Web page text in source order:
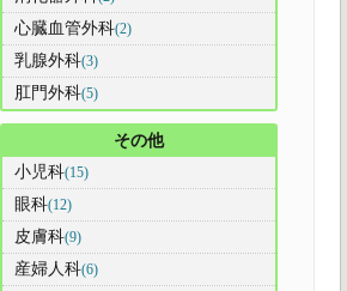
心臓血管外科(2)
乳腺外科(3)
肛門外科(5)
その他
小児科(15)
眼科(12)
皮膚科(9)
産婦人科(6)